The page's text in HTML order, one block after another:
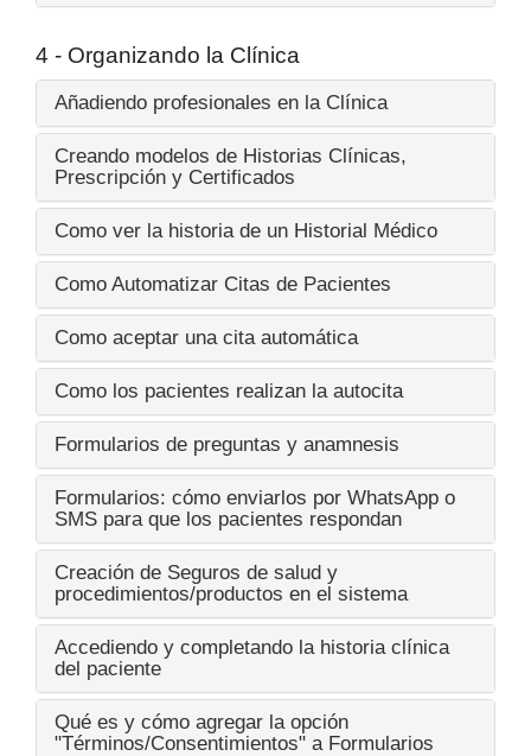
4 - Organizando la Clínica
Añadiendo profesionales en la Clínica
Creando modelos de Historias Clínicas,
Prescripción y Certificados
Como ver la historia de un Historial Médico
Como Automatizar Citas de Pacientes
Como aceptar una cita automática
Como los pacientes realizan la autocita
Formularios de preguntas y anamnesis
Formularios: cómo enviarlos por WhatsApp o
SMS para que los pacientes respondan
Creación de Seguros de salud y
procedimientos/productos en el sistema
Accediendo y completando la historia clínica
del paciente
Qué es y cómo agregar la opción
"Términos/Consentimientos" a Formularios